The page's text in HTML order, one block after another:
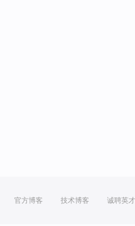
官方博客 技术博客 诚聘英才